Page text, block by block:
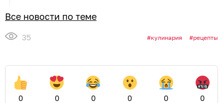
Все новости по теме
35 кулинария рецепты
0 0 0 0 0 0